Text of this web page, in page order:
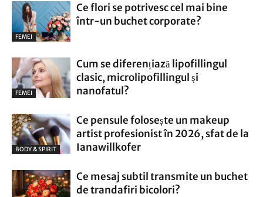
FEMEI
Ce flori se potrivesc cel mai bine
într-un buchet corporate?
FEMEI
Cum se diferențiază lipofillingul
clasic, microlipofillingul și
nanofatul?
BODY & SPIRIT
Ce pensule folosește un makeup
artist profesionist în 2026, sfat de la
Ianawillkofer
Ce mesaj subtil transmite un buchet
de trandafiri bicolori?